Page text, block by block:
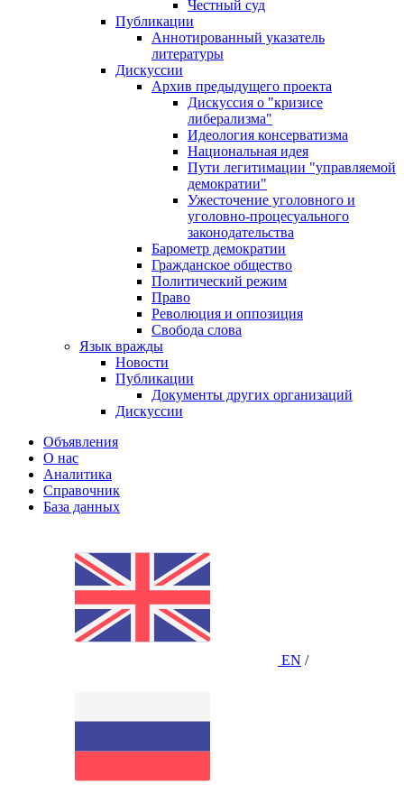
Честный суд
Публикации
Аннотированный указатель
литературы
Дискуссии
Архив предыдущего проекта
Дискуссия о "кризисе
либерализма"
Идеология консерватизма
Национальная идея
Пути легитимации "управляемой
демократии"
Ужесточение уголовного и
уголовно-процесуального
законодательства
Барометр демократии
Гражданское общество
Политический режим
Право
Революция и оппозиция
Свобода слова
Язык вражды
Новости
Публикации
Документы других организаций
Дискуссии
Объявления
О нас
Аналитика
Справочник
База данных
EN /